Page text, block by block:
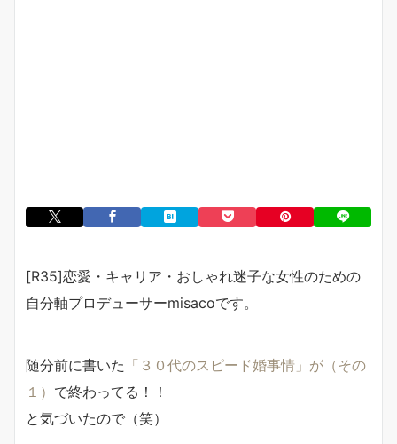
[R35]恋愛・キャリア・おしゃれ迷子な女性のための
自分軸プロデューサーmisacoです。
随分前に書いた 「３０代のスピード婚事情」が（その
１） で終わってる！！
と気づいたので（笑）